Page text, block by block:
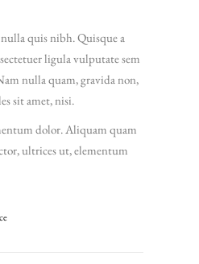
quis nibh. Quisque a
ligula vulputate sem
nulla quam, gravida non,
sit amet, nisi.
dolor. Aliquam quam
ultrices ut, elementum